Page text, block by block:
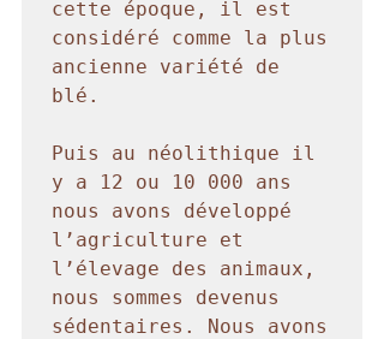
cette époque, il est
considéré comme la plus
ancienne variété de
blé.
Puis au néolithique il
y a 12 ou 10 000 ans
nous avons développé
l’agriculture et
l’élevage des animaux,
nous sommes devenus
sédentaires. Nous avons